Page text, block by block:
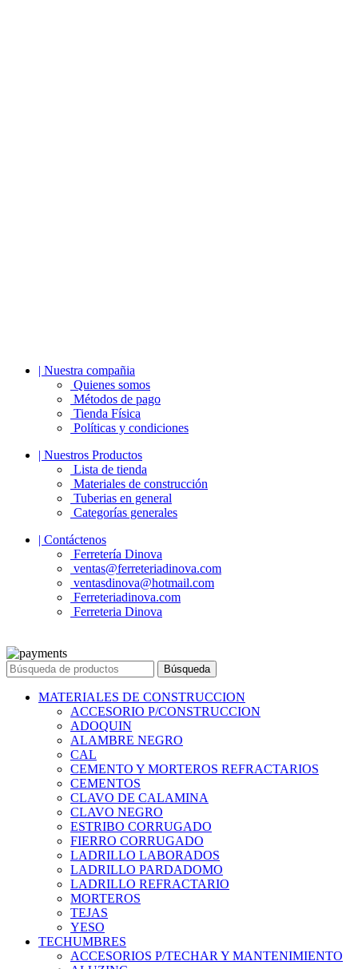
| Nuestra compañia
Quienes somos
Métodos de pago
Tienda Física
Políticas y condiciones
| Nuestros Productos
Lista de tienda
Materiales de construcción
Tuberias en general
Categorías generales
| Contáctenos
Ferretería Dinova
ventas@ferreteriadinova.com
ventasdinova@hotmail.com
Ferreteriadinova.com
Ferreteria Dinova
Búsqueda
MATERIALES DE CONSTRUCCION
ACCESORIO P/CONSTRUCCION
ADOQUIN
ALAMBRE NEGRO
CAL
CEMENTO Y MORTEROS REFRACTARIOS
CEMENTOS
CLAVO DE CALAMINA
CLAVO NEGRO
ESTRIBO CORRUGADO
FIERRO CORRUGADO
LADRILLO LABORADOS
LADRILLO PARDADOMO
LADRILLO REFRACTARIO
MORTEROS
TEJAS
YESO
TECHUMBRES
ACCESORIOS P/TECHAR Y MANTENIMIENTO